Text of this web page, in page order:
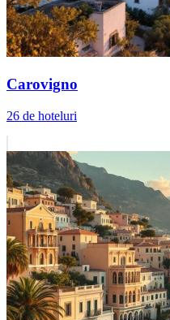
Carovigno
26 de hoteluri